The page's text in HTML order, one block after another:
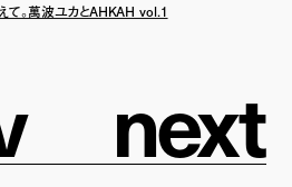
て。萬波ユカとAHKAH vol.1
next